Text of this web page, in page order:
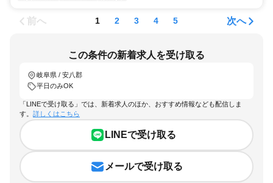
前へ 1 2 3 4 5 次へ
この条件の新着求人を受け取る
岐阜県 / 安八郡
平日のみOK
「LINEで受け取る」では、新着求人のほか、おすすめ情報なども配信しま
す。 詳しくはこちら
LINEで受け取る
メールで受け取る